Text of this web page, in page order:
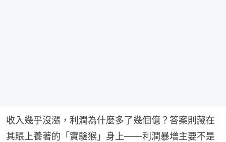
收入幾乎沒漲，利潤為什麼多了幾個億？答案則藏在
其賬上養著的「實驗猴」身上——利潤暴增主要不是